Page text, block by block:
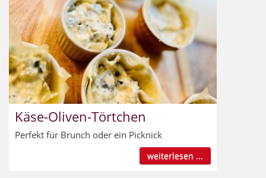
Käse-Oliven-Törtchen
Perfekt für Brunch oder ein Picknick
weiterlesen ...